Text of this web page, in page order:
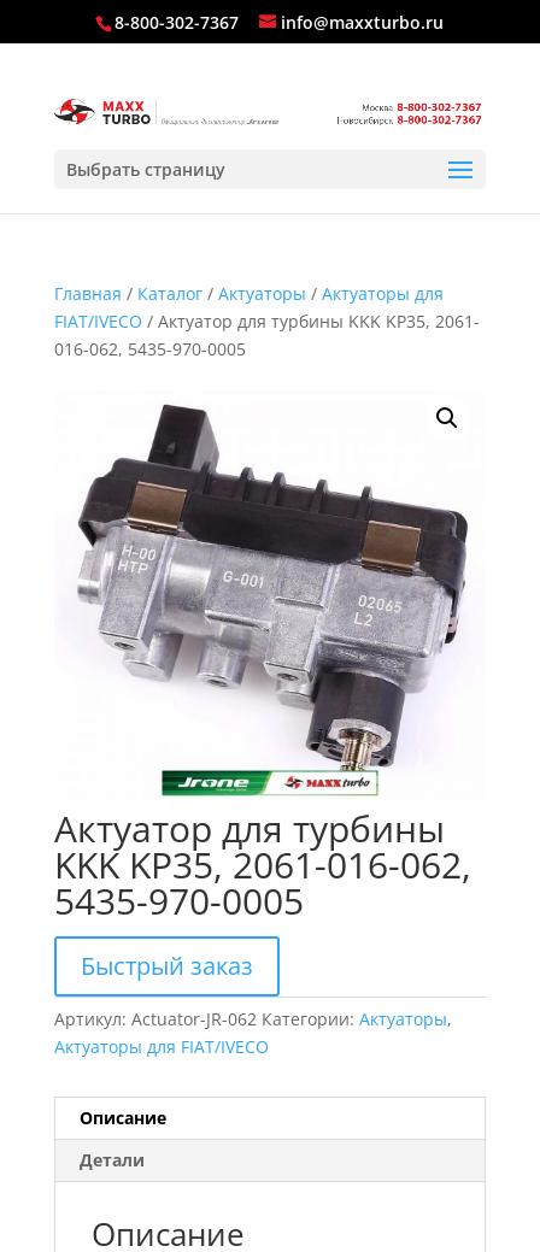
8-800-302-7367 info@maxxturbo.ru
Выбрать страницу
Главная / Каталог/ Актуаторы / Актуаторы для
FIAT/IVECO / Актуатор для турбины KKK KP35, 2061-
016-062, 5435-970-0005
Актуатор для турбины
KKK KP35, 2061-016-062,
5435-970-0005
Быстрый заказ
Артикул: Actuator-JR-062 Категории: Актуаторы,
Актуаторы для FIAT/IVECO
Описание
Детали
Описание